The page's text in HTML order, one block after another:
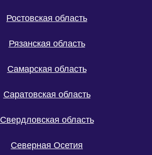
Ростовская область
Рязанская область
Самарская область
Саратовская область
Свердловская область
Северная Осетия